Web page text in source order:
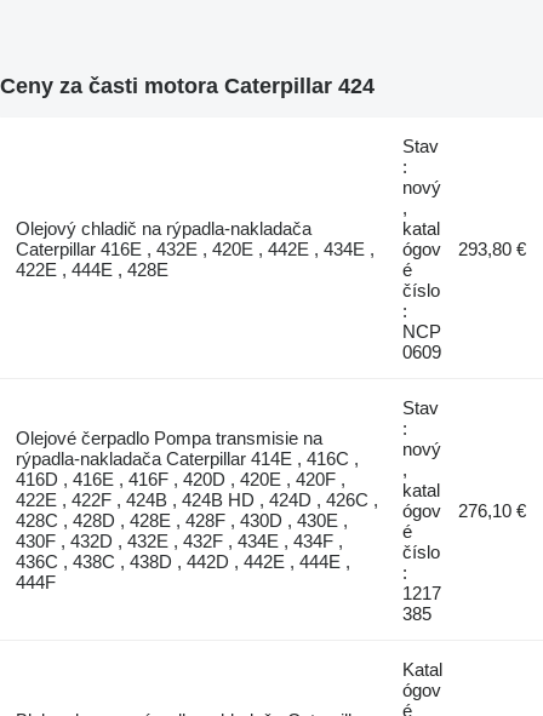
Ceny za časti motora Caterpillar 424
Olejový chladič na rýpadla-nakladača
Caterpillar 416E , 432E , 420E , 442E , 434E ,
422E , 444E , 428E
Stav
:
nový
,
katal
ógov
é
číslo
:
NCP
0609
293,80 €
Olejové čerpadlo Pompa transmisie na
rýpadla-nakladača Caterpillar 414E , 416C ,
416D , 416E , 416F , 420D , 420E , 420F ,
422E , 422F , 424B , 424B HD , 424D , 426C ,
428C , 428D , 428E , 428F , 430D , 430E ,
430F , 432D , 432E , 432F , 434E , 434F ,
436C , 438C , 438D , 442D , 442E , 444E ,
444F
Stav
:
nový
,
katal
ógov
é
číslo
:
1217
385
276,10 €
Katal
ógov
é